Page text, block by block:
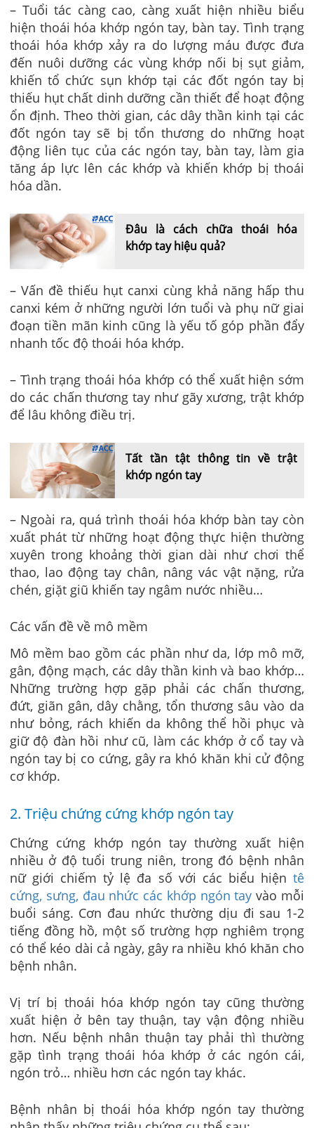
– Tuổi tác càng cao, càng xuất hiện nhiều biểu
hiện thoái hóa khớp ngón tay, bàn tay. Tình trạng
thoái hóa khớp xảy ra do lượng máu được đưa
đến nuôi dưỡng các vùng khớp nối bị sụt giảm,
khiến tổ chức sụn khớp tại các đốt ngón tay bị
thiếu hụt chất dinh dưỡng cần thiết để hoạt động
ổn định. Theo thời gian, các dây thần kinh tại các
đốt ngón tay sẽ bị tổn thương do những hoạt
động liên tục của các ngón tay, bàn tay, làm gia
tăng áp lực lên các khớp và khiến khớp bị thoái
hóa dần.
Đâu là cách chữa thoái hóa
khớp tay hiệu quả?
– Vấn đề thiếu hụt canxi cùng khả năng hấp thu
canxi kém ở những người lớn tuổi và phụ nữ giai
đoạn tiền mãn kinh cũng là yếu tố góp phần đẩy
nhanh tốc độ thoái hóa khớp.
– Tình trạng thoái hóa khớp có thể xuất hiện sớm
do các chấn thương tay như gãy xương, trật khớp
để lâu không điều trị.
Tất tần tật thông tin về trật
khớp ngón tay
– Ngoài ra, quá trình thoái hóa khớp bàn tay còn
xuất phát từ những hoạt động thực hiện thường
xuyên trong khoảng thời gian dài như chơi thể
thao, lao động tay chân, nâng vác vật nặng, rửa
chén, giặt giũ khiến tay ngâm nước nhiều…
Các vấn đề về mô mềm
Mô mềm bao gồm các phần như da, lớp mô mỡ,
gân, động mạch, các dây thần kinh và bao khớp…
Những trường hợp gặp phải các chấn thương,
đứt, giãn gân, dây chằng, tổn thương sâu vào da
như bỏng, rách khiến da không thể hồi phục và
giữ độ đàn hồi như cũ, làm các khớp ở cổ tay và
ngón tay bị co cứng, gây ra khó khăn khi cử động
cơ khớp.
2. Triệu chứng cứng khớp ngón tay
Chứng cứng khớp ngón tay thường xuất hiện
nhiều ở độ tuổi trung niên, trong đó bệnh nhân
nữ giới chiếm tỷ lệ đa số với các biểu hiện tê
cứng, sưng, đau nhức các khớp ngón tay vào mỗi
buổi sáng. Cơn đau nhức thường dịu đi sau 1-2
tiếng đồng hồ, một số trường hợp nghiêm trọng
có thể kéo dài cả ngày, gây ra nhiều khó khăn cho
bệnh nhân.
Vị trí bị thoái hóa khớp ngón tay cũng thường
xuất hiện ở bên tay thuận, tay vận động nhiều
hơn. Nếu bệnh nhân thuận tay phải thì thường
gặp tình trạng thoái hóa khớp ở các ngón cái,
ngón trỏ… nhiều hơn các ngón tay khác.
Bệnh nhân bị thoái hóa khớp ngón tay thường